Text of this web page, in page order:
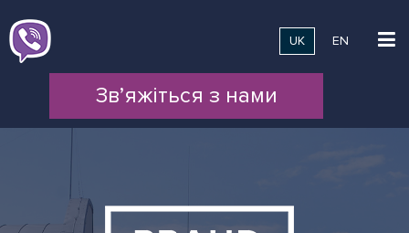
UK EN
Зв’яжіться з нами